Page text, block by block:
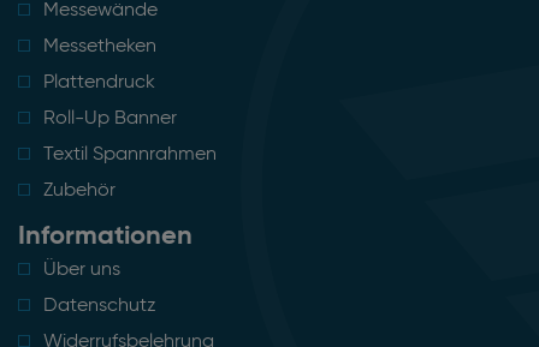
Messewände
Messetheken
Plattendruck
Roll-Up Banner
Textil Spannrahmen
Zubehör
Informationen
Über uns
Datenschutz
Widerrufsbelehrung